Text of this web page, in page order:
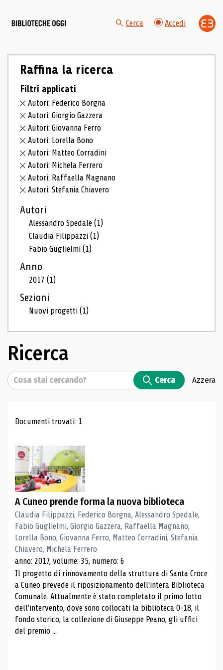
Cerca Accedi
Raffina la ricerca
Filtri applicati
Autori: Federico Borgna
Autori: Giorgio Gazzera
Autori: Giovanna Ferro
Autori: Lorella Bono
Autori: Matteo Corradini
Autori: Michela Ferrero
Autori: Raffaella Magnano
Autori: Stefania Chiavero
Autori
Alessandro Spedale(1)
Claudia Filippazzi(1)
Fabio Guglielmi(1)
Anno
2017(1)
Sezioni
Nuovi progetti(1)
Ricerca
Cerca Cerca Azzera
Risultati di ricerca
Documenti trovati: 1
A Cuneo prende forma la nuova biblioteca
Claudia Filippazzi, Federico Borgna, Alessandro Spedale,
Fabio Guglielmi, Giorgio Gazzera, Raffaella Magnano,
Lorella Bono, Giovanna Ferro, Matteo Corradini, Stefania
Chiavero, Michela Ferrero
anno: 2017, volume: 35, numero: 6
Il progetto di rinnovamento della struttura di Santa Croce
a Cuneo prevede il riposizionamento dell'intera Biblioteca
Comunale. Attualmente è stato completato il primo lotto
dell'intervento, dove sono collocati la biblioteca 0-18, il
fondo storico, la collezione di Giuseppe Peano, gli uffici
del premio ...